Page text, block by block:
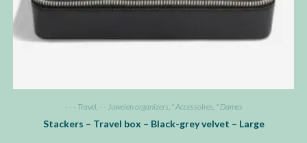
- - - Travel, - - Juwelen organizers, * Accessoires, * Dames
Stackers – Travel box – Black-grey velvet – Large